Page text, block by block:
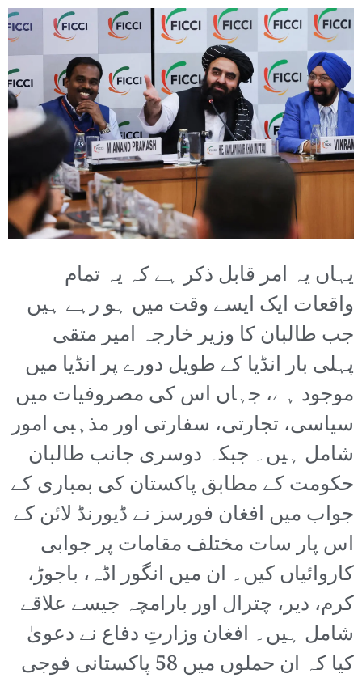
یہاں یہ امر قابل ذکر ہے کہ یہ تمام
واقعات ایک ایسے وقت میں ہو رہے ہیں
جب طالبان کا وزیر خارجہ امیر متقی
پہلی بار انڈیا کے طویل دورے پر انڈیا میں
موجود ہے، جہاں اس کی مصروفیات میں
سیاسی، تجارتی، سفارتی اور مذہبی امور
شامل ہیں۔ جبکہ دوسری جانب طالبان
حکومت کے مطابق پاکستان کی بمباری کے
جواب میں افغان فورسز نے ڈیورنڈ لائن کے
اس پار سات مختلف مقامات پر جوابی
کاروائیاں کیں۔ ان میں انگور اڈہ، باجوڑ،
کرم، دیر، چترال اور بارامچہ جیسے علاقے
شامل ہیں۔ افغان وزارتِ دفاع نے دعویٰ
کیا کہ ان حملوں میں 58 پاکستانی فوجی